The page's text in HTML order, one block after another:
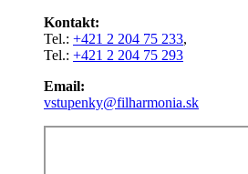
Kontakt:
Tel.: +421 2 204 75 233,
Tel.: +421 2 204 75 293
Email:
vstupenky@filharmonia.sk